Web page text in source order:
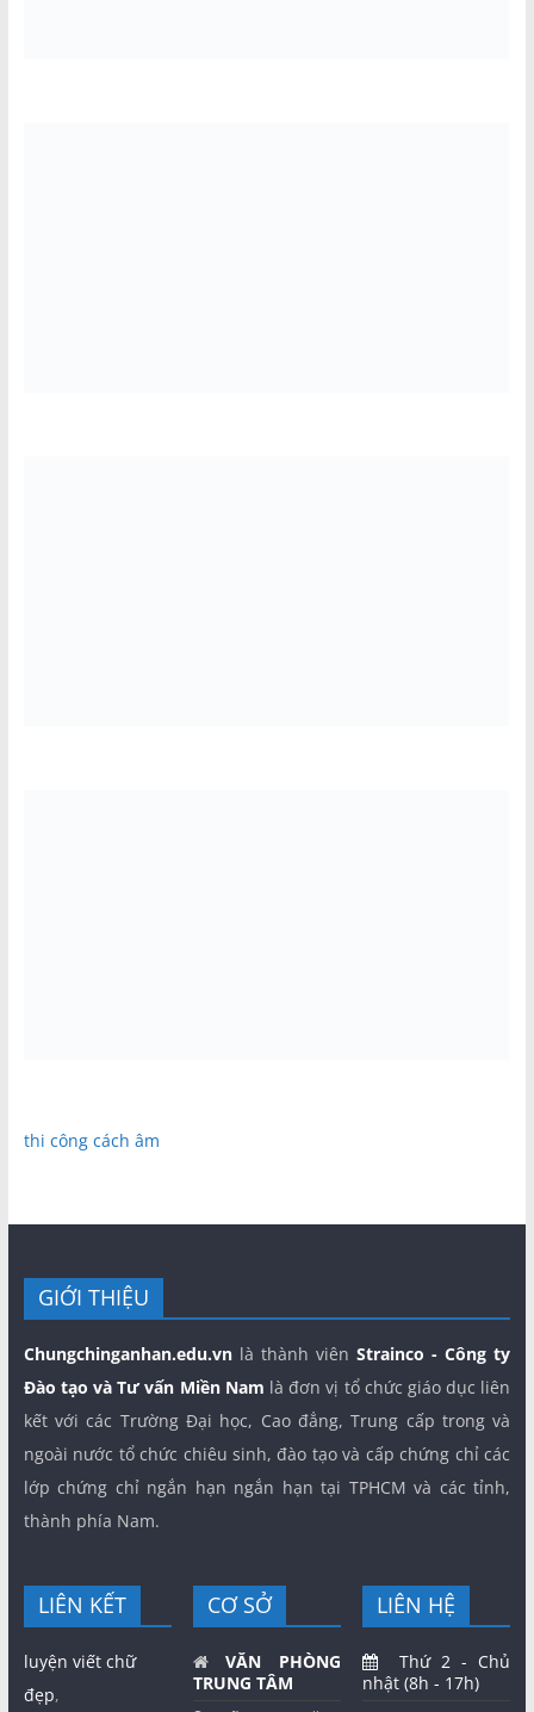
thi công cách âm
GIỚI THIỆU
Chungchinganhan.edu.vnlà thành viênStrainco - Công ty
Đào tạo và Tư vấn Miền Nam là đơn vị tổ chức giáo dục liên
kết với các Trường Đại học, Cao đẳng, Trung cấp trong và
ngoài nước tổ chức chiêu sinh, đào tạo và cấp chứng chỉ các
lớp chứng chỉ ngắn hạn ngắn hạn tại TPHCM và các tỉnh,
thành phía Nam.
LIÊN KẾT
luyện viết chữ
đẹp,
CƠ SỞ
VĂN PHÒNG
TRUNG TÂM
LIÊN HỆ
Thứ 2 - Chủ
nhật (8h - 17h)